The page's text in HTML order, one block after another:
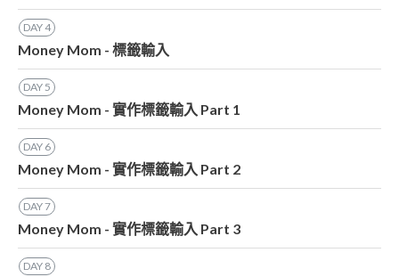
DAY4
Money Mom - 標籤輸入
DAY5
Money Mom - 實作標籤輸入 Part 1
DAY 6
Money Mom - 實作標籤輸入 Part 2
DAY7
Money Mom - 實作標籤輸入 Part 3
DAY 8